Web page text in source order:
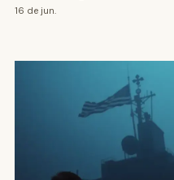
16 de jun.